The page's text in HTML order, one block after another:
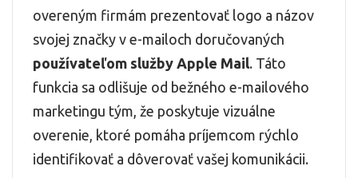
overeným firmám prezentovať logo a názov
svojej značky v e-mailoch doručovaných
používateľom služby Apple Mail. Táto
funkcia sa odlišuje od bežného e-mailového
marketingu tým, že poskytuje vizuálne
overenie, ktoré pomáha príjemcom rýchlo
identifikovať a dôverovať vašej komunikácii.